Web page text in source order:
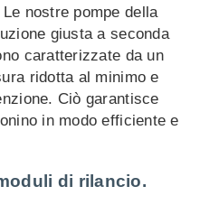
nostre pompe della
giusta a seconda
caratterizzate da un
ridotta al minimo e
Ciò garantisce
in modo efficiente e
di rilancio.